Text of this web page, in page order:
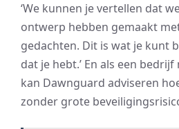
‘We kunnen je vertellen dat
ontwerp hebben gemaakt
gedachten. Dit is wat je kunt
dat je hebt.’ En als een
kan Dawnguard adviseren
zonder grote